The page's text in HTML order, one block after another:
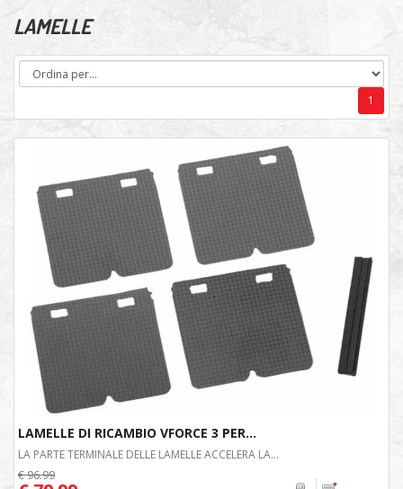
LAMELLE
1
LAMELLE DI RICAMBIO VFORCE 3 PER...
LA PARTE TERMINALE DELLE LAMELLE ACCELERA LA...
€ 96.99